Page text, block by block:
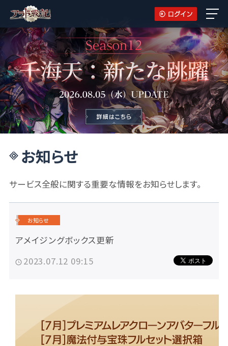
お知らせ
サービス全般に関する重要な情報をお知らせします。
お知らせ
アメイジングボックス更新
2023.07.12 09:15